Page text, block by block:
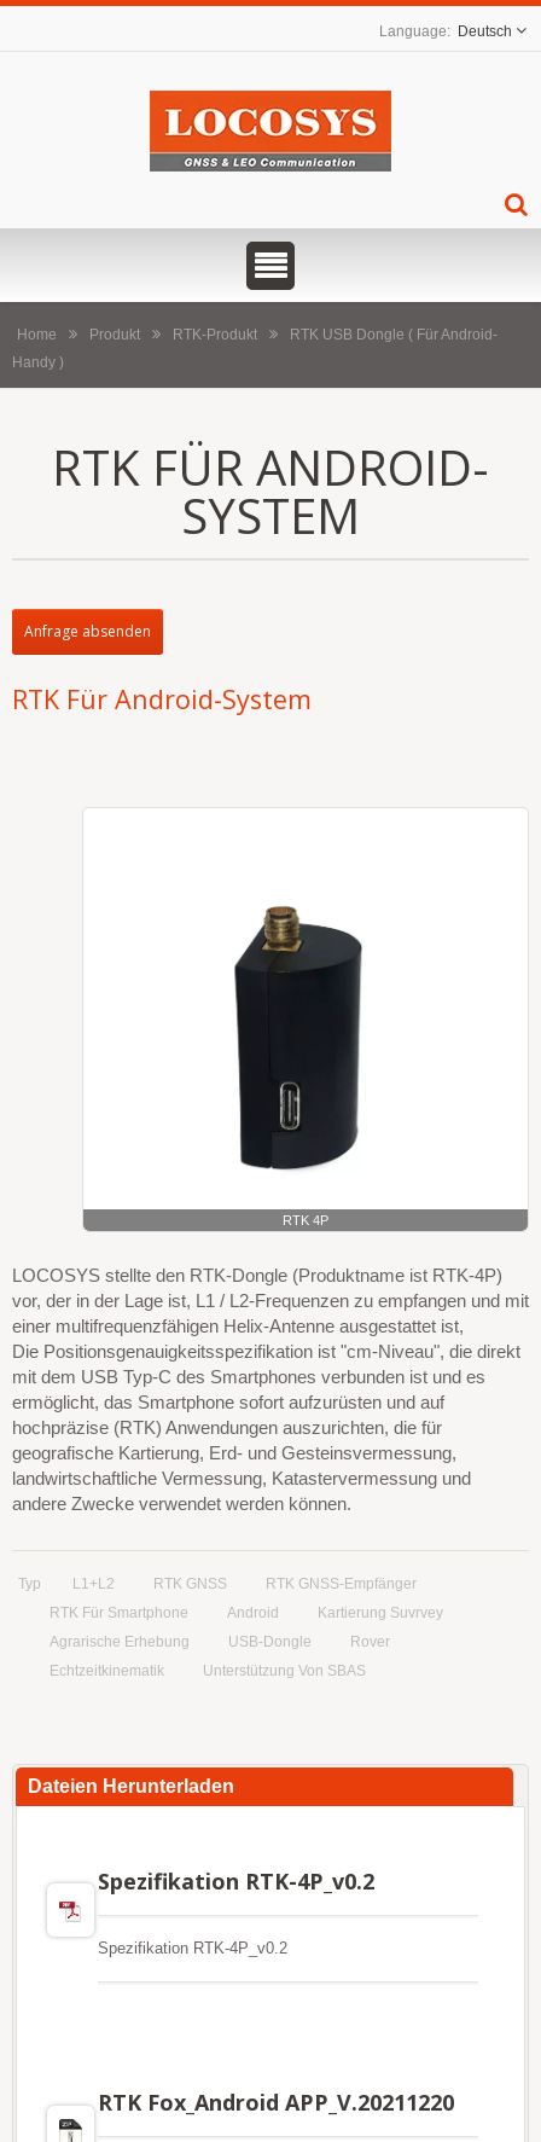
Deutsch
Home Produkt RTK-Produkt
RTK USB Dongle ( Für Android-
Handy )
RTK FÜR ANDROID-
SYSTEM
Anfrage absenden
RTK Für Android-System
RTK 4P
LOCOSYS stellte den RTK-Dongle (Produktname ist RTK-4P)
vor, der in der Lage ist, L1 / L2-Frequenzen zu empfangen und mit
einer multifrequenzfähigen Helix-Antenne ausgestattet ist,
Die Positionsgenauigkeitsspezifikation ist "cm-Niveau", die direkt
mit dem USB Typ-C des Smartphones verbunden ist und es
ermöglicht, das Smartphone sofort aufzurüsten und auf
hochpräzise (RTK) Anwendungen auszurichten, die für
geografische Kartierung, Erd- und Gesteinsvermessung,
landwirtschaftliche Vermessung, Katastervermessung und
andere Zwecke verwendet werden können.
Typ L1+L2 RTK GNSS
RTK GNSS-Empfänger
RTK Für Smartphone
Android
Kartierung Suvrvey
Agrarische Erhebung
USB-Dongle
Rover
Echtzeitkinematik
Unterstützung Von SBAS
Dateien Herunterladen
Spezifikation RTK-4P_v0.2
Spezifikation RTK-4P_v0.2
RTK Fox_Android APP_V.20211220